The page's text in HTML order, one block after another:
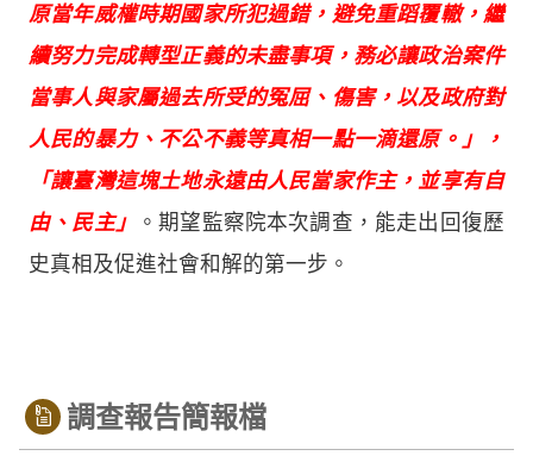
原當年威權時期國家所犯過錯，避免重蹈覆轍，繼
續努力完成轉型正義的未盡事項，務必讓政治案件
當事人與家屬過去所受的冤屈、傷害，以及政府對
人民的暴力、不公不義等真相一點一滴還原。」，
「讓臺灣這塊土地永遠由人民當家作主，並享有自
由、民主」
。期望監察院本次調查，能走出回復歷
史真相及促進社會和解的第一步。
調查報告簡報檔